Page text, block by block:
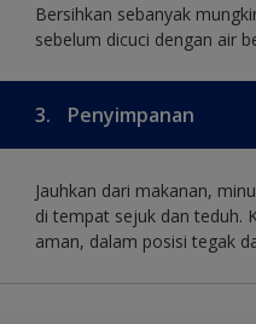
Bersihkan sebanyak
sebelum dicuci dengan air
3. Penyimpanan
Jauhkan dari makanan,
di tempat sejuk dan teduh.
aman, dalam posisi tegak